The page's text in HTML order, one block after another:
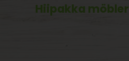
Hiipakka möbler